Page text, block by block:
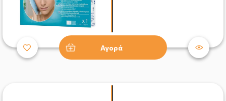
Αγορά